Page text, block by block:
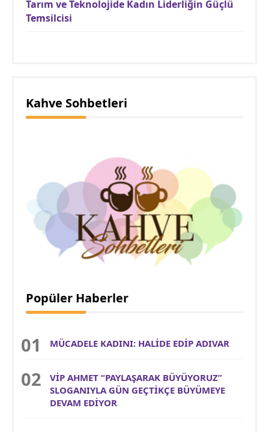
Tarım ve Teknolojide Kadın Liderliğin Güçlü
Temsilcisi
Kahve Sohbetleri
Popüler Haberler
MÜCADELE KADINI: HALİDE EDİP ADIVAR
VİP AHMET “PAYLAŞARAK BÜYÜYORUZ”
SLOGANIYLA GÜN GEÇTİKÇE BÜYÜMEYE
DEVAM EDİYOR